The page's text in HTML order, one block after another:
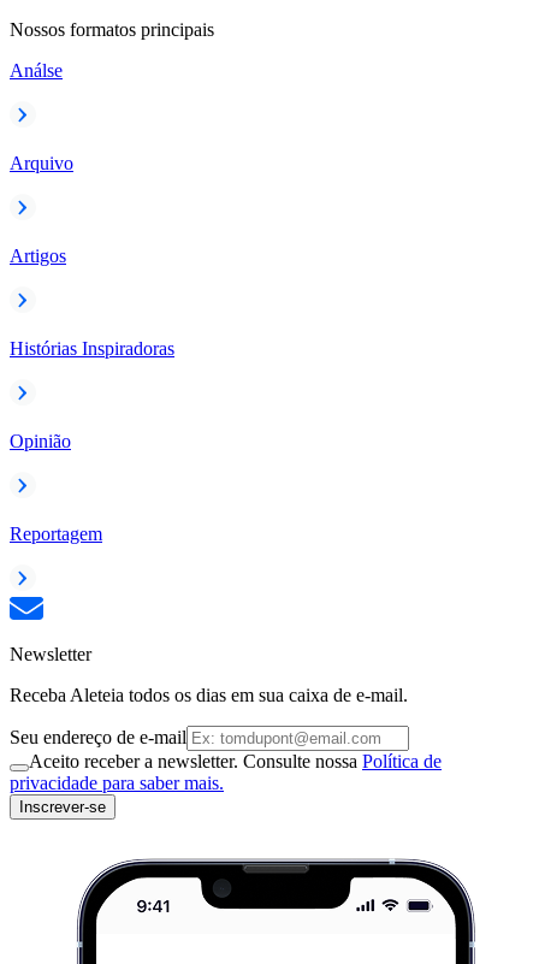
Nossos formatos principais
Análse
Arquivo
Artigos
Histórias Inspiradoras
Opinião
Reportagem
Newsletter
Receba Aleteia todos os dias em sua caixa de e-mail.
Seu endereço de e-mail
Aceito receber a newsletter. Consulte nossa Política de
privacidade para saber mais.
Inscrever-se